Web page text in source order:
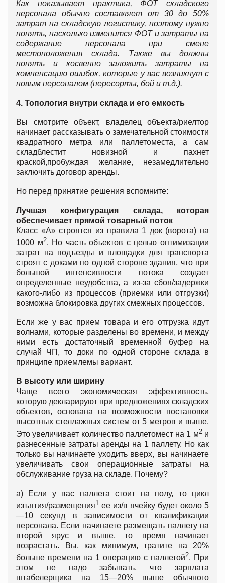
Как показывает практика, ФОТ складского
персонала обычно составляет от 30 до 50%
затрат на складскую логистику, поэтому нужно
понять, насколько изменится ФОТ и затраты на
содержание персонала при смене
местоположения склада. Также вы должны
понять и косвенно заложить затраты на
компенсацию ошибок, которые у вас возникнут с
новым персоналом (пересорты, бой и т.д.).
4. Топология внутри склада и его емкость
Вы смотрите объект, владелец объекта/риелтор
начинает рассказывать о замечательной стоимости
квадратного метра или паллетоместа, а сам
складблестит новизной и пахнет
краской,пробуждая желание, незамедлительно
заключить договор аренды.
Но перед принятие решения вспомните:
Лучшая конфигурация склада, которая
обеспечивает прямой товарный поток
Класс «А» строятся из правила 1 док (ворота) на
1000 м2. Но часть объектов с целью оптимизации
затрат на подъезды и площадки для транспорта
строят с доками по одной стороне здания, что при
большой интенсивности потока создает
определенные неудобства, а из-за сбоя/задержки
какого-либо из процессов (приемки или отгрузки)
возможна блокировка других смежных процессов.
Если же у вас прием товара и его отгрузка идут
волнами, которые разделены во времени, и между
ними есть достаточный временной буфер на
случай ЧП, то доки по одной стороне склада в
принципе приемлемы вариант.
В высоту или ширину
Чаще всего экономическая эффективность,
которую декларируют при предложениях складских
объектов, основана на возможности постановки
высотных стеллажных систем от 5 метров и выше.
Это увеличивает количество паллетомест на 1 м2и
разнесенные затраты аренды на 1 паллету. Но как
только вы начинаете уходить вверх, вы начинаете
увеличивать свои операционные затраты на
обслуживание груза на складе. Почему?
a) Если у вас паллета стоит на полу, то цикл
изъятия/размещения1 ее из/в ячейку будет около 5
—10 секунд в зависимости от квалификации
персонала. Если начинаете размещать паллету на
второй ярус и выше, то время начинает
возрастать. Вы, как минимум, тратите на 20%
больше времени на 1 операцию с паллетой2. При
этом не надо забывать, что зарплата
штабелерщика на 15—20% выше обычного